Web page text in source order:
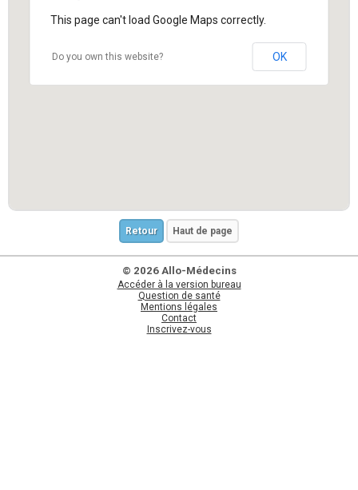
This page can't load Google Maps correctly.
Do you own this website? OK
Retour Haut de page
© 2026 Allo-Médecins
Accéder à la version bureau
Question de santé
Mentions légales
Contact
Inscrivez-vous